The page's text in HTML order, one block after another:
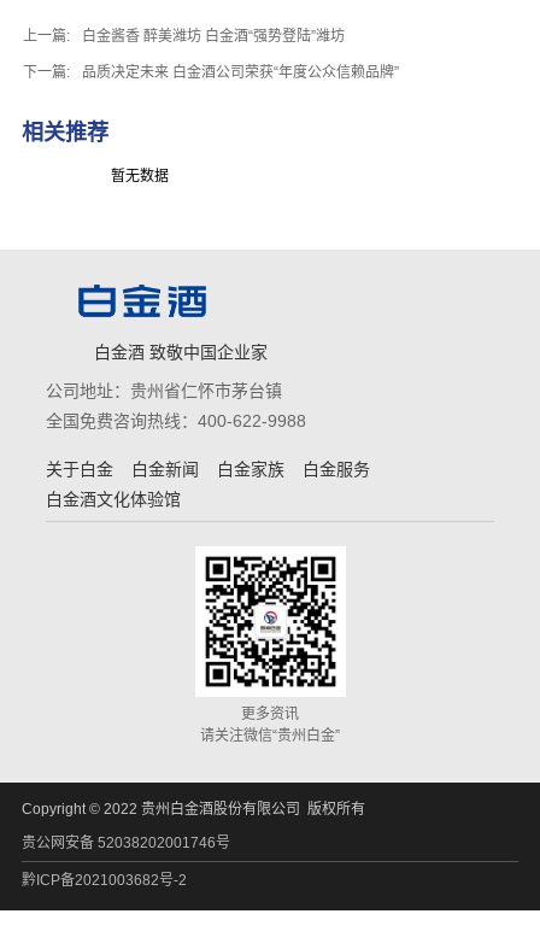
上一篇: 白金酱香 醉美潍坊 白金酒“强势登陆”潍坊
下一篇: 品质决定未来 白金酒公司荣获“年度公众信赖品牌”
相关推荐
暂无数据
白金酒 致敬中国企业家
公司地址：贵州省仁怀市茅台镇
全国免费咨询热线：400-622-9988
关于白金 白金新闻 白金家族
白金服务
白金酒文化体验馆
更多资讯
请关注微信“贵州白金”
Copyright © 2022 贵州白金酒股份有限公司 版权所有
贵公网安备 52038202001746号
黔ICP备2021003682号-2